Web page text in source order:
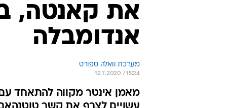
נבחרות
ליגה את קאנטה,
אנדומבלה
מערכת וואלה ספורט
12.7.2020 / 15:24
מאמן אינטר מקווה להתאחד